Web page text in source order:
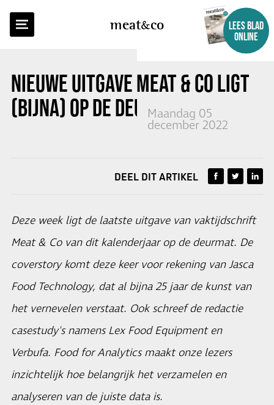
meatco
LEES BLAD
ONLINE
NIEUWE UITGAVEMEAT & COLIGT
(BIJNA) OP DE DEURMAT
Maandag 05
december 2022
TERUG NAAR OVERZICHT
DEEL DIT ARTIKEL
Deze week ligt de laatste uitgave van vaktijdschrift
Meat & Co van dit kalenderjaar op de deurmat. De
coverstory komt deze keer voor rekening van Jasca
Food Technology, dat al bijna 25 jaar de kunst van
het vernevelen verstaat. Ook schreef de redactie
casestudy's namens Lex Food Equipment en
Verbufa. Food for Analytics maakt onze lezers
inzichtelijk hoe belangrijk het verzamelen en
analyseren van de juiste data is.